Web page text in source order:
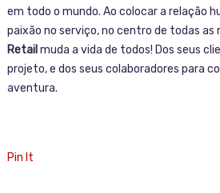
em todo o mundo. Ao colocar a relação
paixão no serviço, no centro de todas as
Retailmuda a vida de todos! Dos seus
projeto, e dos seus colaboradores para
aventura.
Pin It